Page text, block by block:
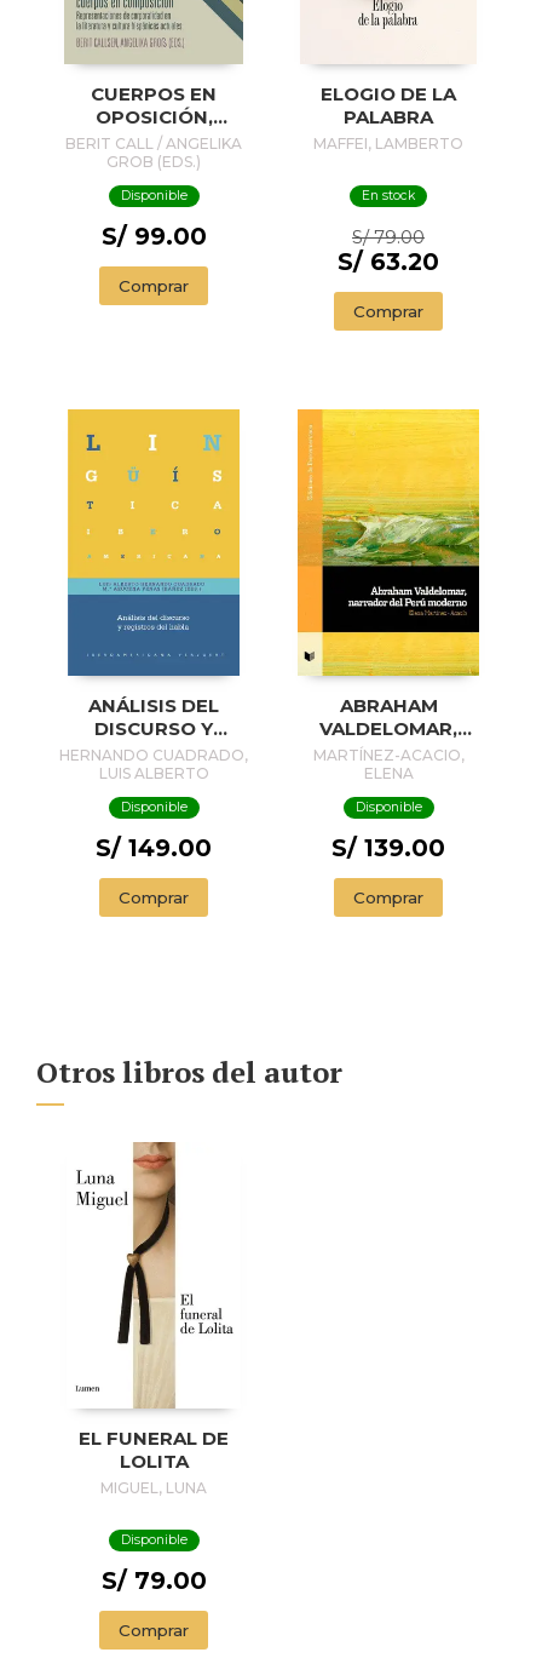
CUERPOS EN
OPOSICIÓN,
CUERPOS EN
COMPOSICIÓN
BERIT CALL / ANGELIKA
GROB (EDS.)
Disponible
S/ 99.00
Comprar
ELOGIO DE LA
PALABRA
MAFFEI, LAMBERTO
En stock
S/ 79.00
S/ 63.20
Comprar
ANÁLISIS DEL
DISCURSO Y
REGISTROS DEL
HABLA
HERNANDO CUADRADO,
LUIS ALBERTO
Disponible
S/ 149.00
Comprar
ABRAHAM
VALDELOMAR,
NARRADOR DEL
PERÚ MODERNO
MARTÍNEZ-ACACIO,
ELENA
Disponible
S/ 139.00
Comprar
Otros libros del autor
EL FUNERAL DE
LOLITA
MIGUEL, LUNA
Disponible
S/ 79.00
Comprar